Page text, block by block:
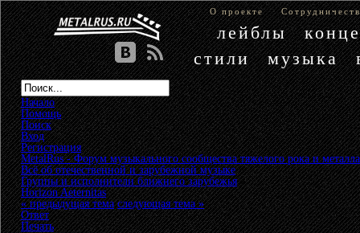
О проекте
лейблы
стили
музыка
Начало
Помощь
Поиск
Вход
Регистрация
MetalRus - Форум музыкального сообщества тяжелого рока и металла
Всё об отечественной и зарубежной музыке»
Группы и исполнители ближнего зарубежья»
Horizon Aeternitas
« предыдущая тема следующая тема »
Ответ
Печать